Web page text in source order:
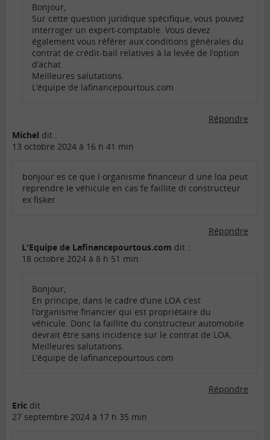
Bonjour,
Sur cette question juridique spécifique, vous pouvez
interroger un expert-comptable. Vous devez
également vous référer aux conditions générales du
contrat de crédit-bail relatives à la levée de l’option
d’achat.
Meilleures salutations.
L’équipe de lafinancepourtous.com
Répondre
Michel dit :
13 octobre 2024 à 16 h 41 min
bonjour es ce que l organisme financeur d une loa peut
reprendre le véhicule en cas fe faillite di constructeur
ex fisker
Répondre
L'Equipe de Lafinancepourtous.com dit :
18 octobre 2024 à 8 h 51 min
Bonjour,
En principe, dans le cadre d’une LOA c’est
l’organisme financier qui est propriétaire du
véhicule. Donc la faillite du constructeur automobile
devrait être sans incidence sur le contrat de LOA.
Meilleures salutations.
L’équipe de lafinancepourtous.com
Répondre
Eric dit :
27 septembre 2024 à 17 h 35 min